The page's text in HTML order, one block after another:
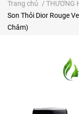
Trang chủ / THƯƠNG
Son Thỏi Dior Rouge
Châm)